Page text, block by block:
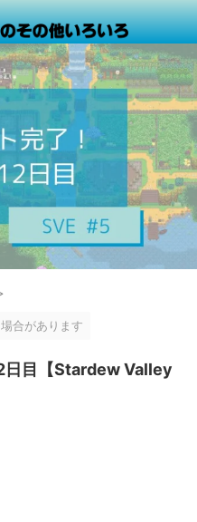
合があります
日目【Stardew Valley